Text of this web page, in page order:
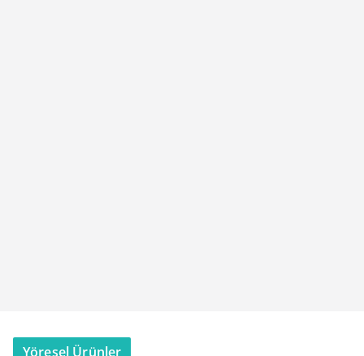
Yöresel Ürünler